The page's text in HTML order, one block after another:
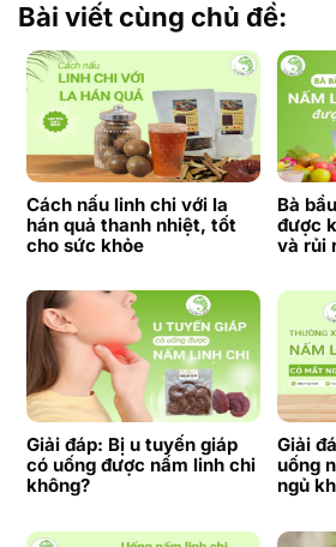
Bài viết cùng chủ đề:
Cách nấu linh chi với la
hán quả thanh nhiệt, tốt
cho sức khỏe
Bà
được
và rủi
Giải đáp: Bị u tuyến giáp
có uống được nấm linh chi
không?
Giải
uống
ngủ